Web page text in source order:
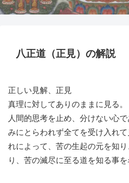
八正道（正見）の解説
正しい見解、正見
真理に対してありのままに見る。
人間的思考を止め、分けない心
みにとらわれず全てを受け入れ
れによって、苦の生起の元を知
り、苦の滅尽に至る道を知る事を